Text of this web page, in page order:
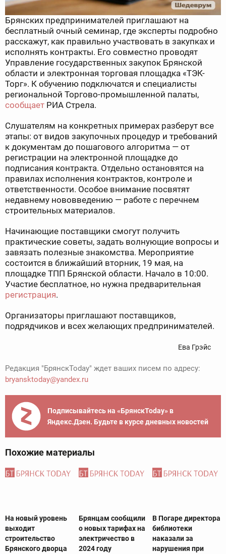
Брянских предпринимателей приглашают на
бесплатный очный семинар, где эксперты подробно
расскажут, как правильно участвовать в закупках и
исполнять контракты. Его совместно проводят
Управление государственных закупок Брянской
области и электронная торговая площадка «ТЭК-
Торг». К обучению подключатся и специалисты
региональной Торгово-промышленной палаты,
сообщает РИА Стрела.
Слушателям на конкретных примерах разберут все
этапы: от видов закупочных процедур и требований
к документам до пошагового алгоритма — от
регистрации на электронной площадке до
подписания контракта. Отдельно остановятся на
правилах исполнения контрактов, контроле и
ответственности. Особое внимание посвятят
недавнему нововведению — работе с перечнем
строительных материалов.
Начинающие поставщики смогут получить
практические советы, задать волнующие вопросы и
завязать полезные знакомства. Мероприятие
состоится в ближайший вторник, 19 мая, на
площадке ТПП Брянской области. Начало в 10:00.
Участие бесплатное, но нужна предварительная
регистрация.
Организаторы приглашают поставщиков,
подрядчиков и всех желающих предпринимателей.
Ева Грэйс
Редакция "БрянскToday" ждет ваших писем по адресу:
bryansktoday@yandex.ru
Подписывайтесь на «БрянскToday» в
Яндекс.Дзен. Будьте в курсе дневных новостей
Похожие материалы
На новый уровень
выходит
строительство
Брянского дворца
Брянцам сообщили
о новых тарифах на
электричество в
2024 году
В Погаре директора
библиотеки
наказали за
нарушения при